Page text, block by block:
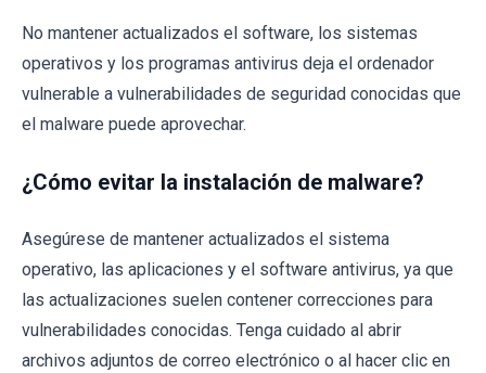
No mantener actualizados el software, los sistemas
operativos y los programas antivirus deja el ordenador
vulnerable a vulnerabilidades de seguridad conocidas que
el malware puede aprovechar.
¿Cómo evitar la instalación de malware?
Asegúrese de mantener actualizados el sistema
operativo, las aplicaciones y el software antivirus, ya que
las actualizaciones suelen contener correcciones para
vulnerabilidades conocidas. Tenga cuidado al abrir
archivos adjuntos de correo electrónico o al hacer clic en